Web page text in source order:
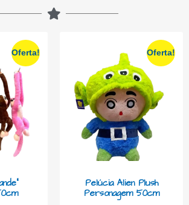
Oferta! Oferta!
Pelúcia Alien Plush
Personagem 50cm